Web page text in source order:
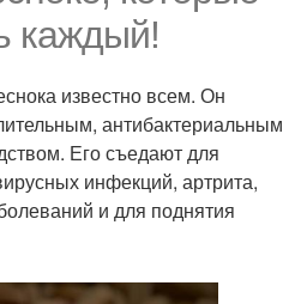
каждый!
известно всем. Он
антибактериальным
Его съедают для
инфекций, артрита,
и для поднятия